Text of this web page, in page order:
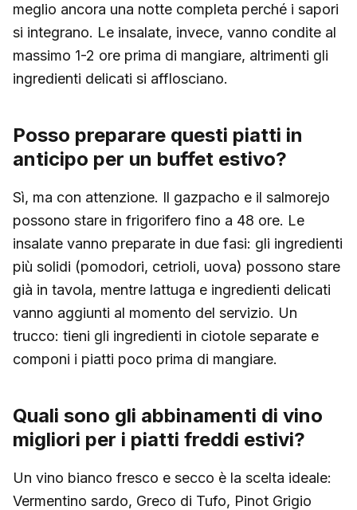
meglio ancora una notte completa perché i sapori
si integrano. Le insalate, invece, vanno condite al
massimo 1-2 ore prima di mangiare, altrimenti gli
ingredienti delicati si afflosciano.
Posso preparare questi piatti in
anticipo per un buffet estivo?
Sì, ma con attenzione. Il gazpacho e il salmorejo
possono stare in frigorifero fino a 48 ore. Le
insalate vanno preparate in due fasi: gli ingredienti
più solidi (pomodori, cetrioli, uova) possono stare
già in tavola, mentre lattuga e ingredienti delicati
vanno aggiunti al momento del servizio. Un
trucco: tieni gli ingredienti in ciotole separate e
componi i piatti poco prima di mangiare.
Quali sono gli abbinamenti di vino
migliori per i piatti freddi estivi?
Un vino bianco fresco e secco è la scelta ideale:
Vermentino sardo, Greco di Tufo, Pinot Grigio